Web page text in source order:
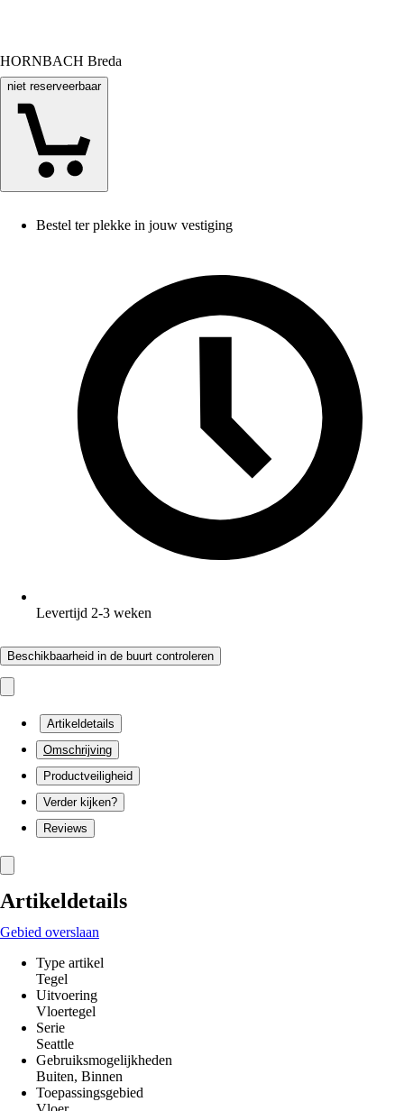
HORNBACH Breda
niet reserveerbaar
Bestel ter plekke in jouw vestiging
Levertijd 2-3 weken
Beschikbaarheid in de buurt controleren
Artikeldetails
Omschrijving
Productveiligheid
Verder kijken?
Reviews
Artikeldetails
Gebied overslaan
Type artikel
Tegel
Uitvoering
Vloertegel
Serie
Seattle
Gebruiksmogelijkheden
Buiten, Binnen
Toepassingsgebied